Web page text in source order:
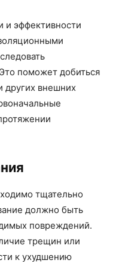
и эффективности
поможет добиться
других внешних
тщательно
должно быть
повреждений.
трещин или
к ухудшению